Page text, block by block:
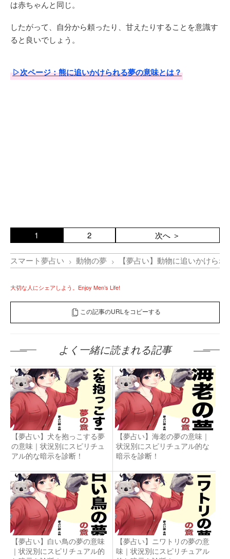
は赤ちゃんと同じ。
したがって、自分から頼ったり、甘えたりすることを意識す
ると良いでしょう。
▷次ページ：熊に追いかけられる夢の意味とは？
1 2 次へ ＞
スマート夢占い 動物の夢 【夢占い】動物に追いかけら
大切な人にシェアしよう。Enjoy Men’s Life!
この記事のURLをコピーする
よく一緒に読まれる記事
【夢占い】犬を抱っこする夢
の意味｜状況別にスピリチュ
アル的な暗示を診断！
【夢占い】海老の夢の意味｜
状況別にスピリチュアル的な
暗示を診断！
【夢占い】白い鳥の夢の意味
｜状況別にスピリチュアル的
【夢占い】ニワトリの夢の意
味｜状況別にスピリチュアル